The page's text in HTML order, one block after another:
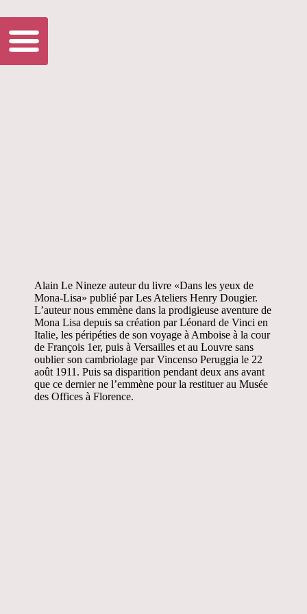
Alain Le Nineze auteur du livre «Dans les yeux de
Mona-Lisa» publié par Les Ateliers Henry Dougier.
L’auteur nous emmène dans la prodigieuse aventure de
Mona Lisa depuis sa création par Léonard de Vinci en
Italie, les péripéties de son voyage à Amboise à la cour
de François 1er, puis à Versailles et au Louvre sans
oublier son cambriolage par Vincenso Peruggia le 22
août 1911. Puis sa disparition pendant deux ans avant
que ce dernier ne l’emmène pour la restituer au Musée
des Offices à Florence.